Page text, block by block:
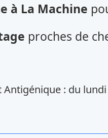
à La Machine
proches de
Antigénique : du